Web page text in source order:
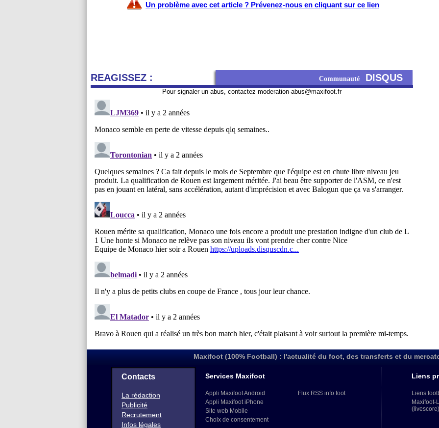
Un problème avec cet article ? Prévenez-nous en cliquant sur ce lien
REAGISSEZ : Communauté DISQUS
Pour signaler un abus, contactez moderation-abus@maxifoot.fr
Maxifoot (100% Football) : l'actualité du foot, des transferts et du
Contacts
La rédaction
Publicité
Recrutement
Infos légales
Services Maxifoot
Appli Maxifoot Android
Appli Maxifoot iPhone
Site web Mobile
Choix de consentement
Flux RSS info foot
Liens
Liens
Maxifoot-
(livescore)